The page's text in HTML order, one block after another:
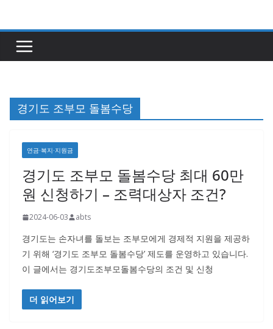
로
경기도 조부모 돌봄수당
연금·복지·지원금
경기도 조부모 돌봄수당 최대 60만
원 신청하기 – 조력대상자 조건?
2024-06-03 abts
경기도는 손자녀를 돌보는 조부모에게 경제적 지원을 제공하
기 위해 ‘경기도 조부모 돌봄수당’ 제도를 운영하고 있습니다.
이 글에서는 경기도조부모돌봄수당의 조건 및 신청
더 읽어보기